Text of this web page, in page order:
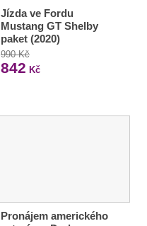
Jízda ve Fordu
Mustang GT Shelby
paket (2020)
990 Kč
842 Kč
Pronájem amerického